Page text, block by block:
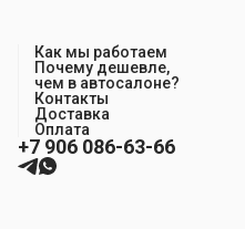
Как мы работаем
Почему дешевле,
чем в автосалоне?
Контакты
Доставка
Оплата
+7 906 086-63-66